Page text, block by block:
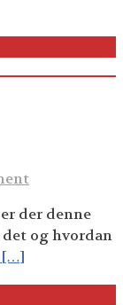
der denne
og hvordan
[…]